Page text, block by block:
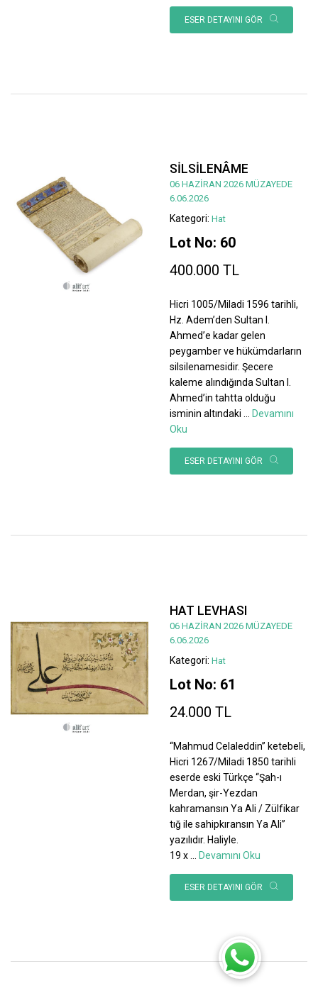
ESER DETAYINI GÖR
SİLSİLENÂME
06 HAZİRAN 2026 MÜZAYEDE
6.06.2026
Kategori: Hat
Lot No: 60
400.000 TL
Hicri 1005/Miladi 1596 tarihli,
Hz. Adem’den Sultan I.
Ahmed’e kadar gelen
peygamber ve hükümdarların
silsilenamesidir. Şecere
kaleme alındığında Sultan I.
Ahmed’in tahtta olduğu
isminin altındaki
Devamını
Oku
ESER DETAYINI GÖR
HAT LEVHASI
06 HAZİRAN 2026 MÜZAYEDE
6.06.2026
Kategori: Hat
Lot No: 61
24.000 TL
“Mahmud Celaleddin” ketebeli,
Hicri 1267/Miladi 1850 tarihli
eserde eski Türkçe “Şah-ı
Merdan, şir-Yezdan
kahramansın Ya Ali / Zülfikar
tığ ile sahipkıransın Ya Ali”
yazılıdır. Haliyle.
19 x
Devamını Oku
ESER DETAYINI GÖR